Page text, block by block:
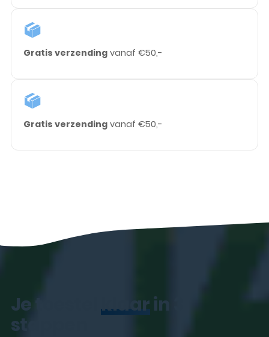
Gratis verzendingvanaf €50,-
Gratis verzendingvanaf €50,-
Je toestelklaarin 3
stappen